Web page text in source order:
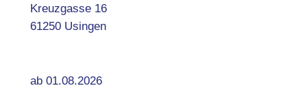
Kreuzgasse 16
61250 Usingen
ab 01.08.2026